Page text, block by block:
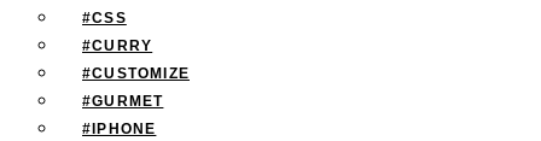
#CSS
#CURRY
#CUSTOMIZE
#GURMET
#IPHONE